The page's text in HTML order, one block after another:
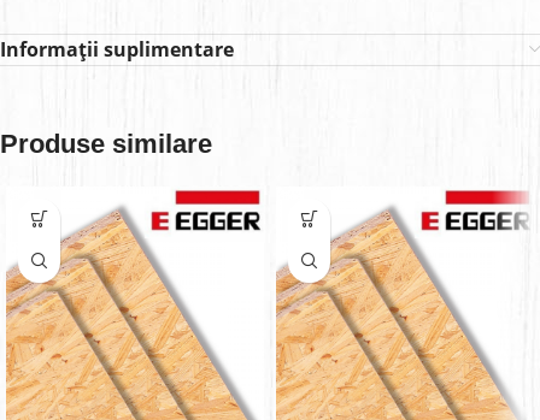
Informații suplimentare
Produse similare